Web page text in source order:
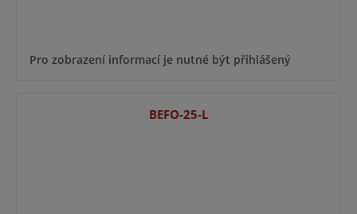
Pro zobrazení informací je nutné být přihlášený
BEFO-25-L